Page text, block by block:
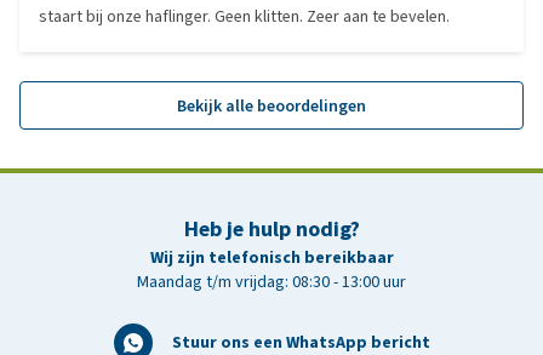
staart bij onze haflinger. Geen klitten. Zeer aan te bevelen.
Bekijk alle beoordelingen
Heb je hulp nodig?
Wij zijn telefonisch bereikbaar
Maandag t/m vrijdag: 08:30 - 13:00 uur
Stuur ons een WhatsApp bericht